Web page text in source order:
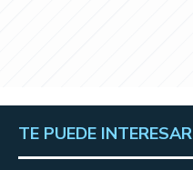
TE PUEDE INTERESAR